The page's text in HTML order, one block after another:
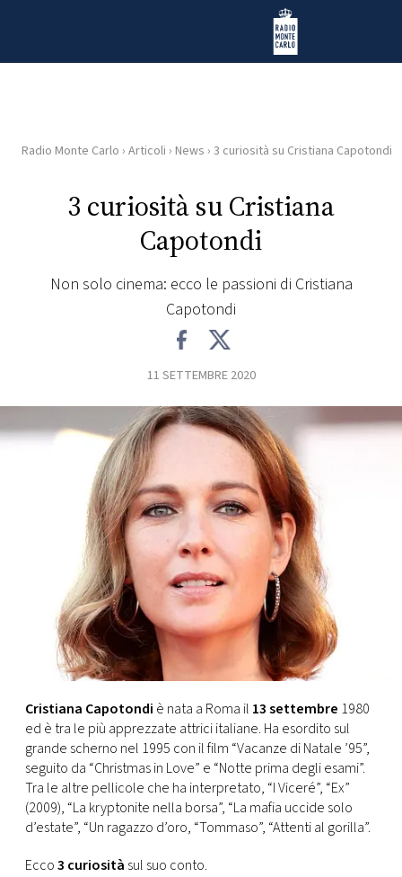
Radio Monte Carlo
HOME
RADIO
RADIO
FOTO
CONCORSI
EVENTI
VIDEO
PRINCIPATO
DI
MONACO
RMC
CONSIGLIA
Radio Monte Carlo › Articoli › News › 3 curiosità su Cristiana Capotondi
3 curiosità su Cristiana
Capotondi
Non solo cinema: ecco le passioni di Cristiana
Capotondi
11 SETTEMBRE 2020
Cristiana Capotondi è nata a Roma il 13 settembre 1980
ed è tra le più apprezzate attrici italiane. Ha esordito sul
grande scherno nel 1995 con il film “Vacanze di Natale ’95”,
seguito da “Christmas in Love” e “Notte prima degli esami”.
Tra le altre pellicole che ha interpretato, “I Viceré”, “Ex”
(2009), “La kryptonite nella borsa”, “La mafia uccide solo
d’estate”, “Un ragazzo d’oro, “Tommaso”, “Attenti al gorilla”.
Ecco3 curiosità sul suo conto.